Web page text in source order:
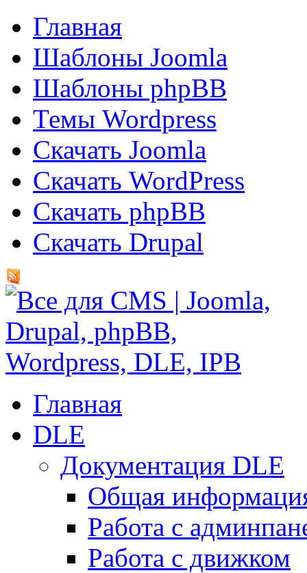
Главная
Шаблоны Joomla
Шаблоны phpBB
Темы Wordpress
Скачать Joomla
Скачать WordPress
Скачать phpBB
Скачать Drupal
Главная
DLE
Документация DLE
Общая
Работа с
Работа с движком